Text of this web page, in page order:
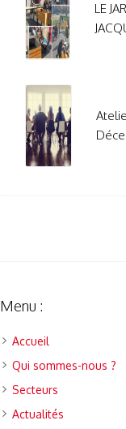
LE
Menu :
Accueil
Qui sommes-nous ?
Secteurs
Actualités